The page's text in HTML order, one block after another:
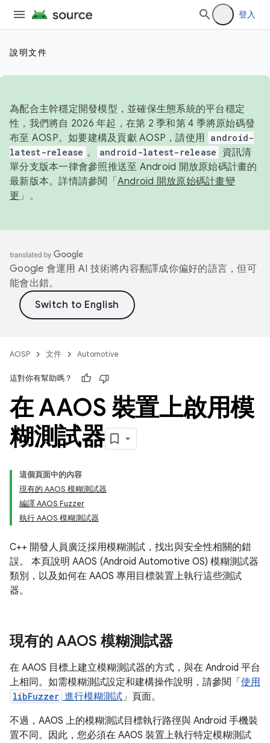
登入
說明文件
為配合主幹穩定開發模型，並確保生態系統的平台穩定
性，我們將自 2026 年起，在第 2 季和第 4 季將原始碼發
布至 AOSP。如要建構及貢獻 AOSP，請使用 android-
latest-release 。 android-latest-release
資訊清
單分支版本一律會參照推送至 Android 開放原始碼計畫的
最新版本。詳情請參閱「 Android 開放原始碼計畫變
更 」。
Google 會運用 AI 技術將內容翻譯成你偏好的語言，但可
能會出錯。
AOSP 文件 Automotive
這對你有幫助嗎？
在 AAOS 裝置上啟用模
糊測試器
這個頁面中的內容
現有的 AAOS 模糊測試器
編譯 AAOS Fuzzer
執行 AAOS 模糊測試器
C++ 開發人員廣泛採用模糊測試，找出與安全性相關的錯
誤。 本頁說明 AAOS (Android Automotive OS) 模糊測試器
類別，以及如何在 AAOS 專用目標裝置上執行這些測試
器。
現有的 AAOS 模糊測試器
在 AAOS 目標上建立模糊測試器的方式，與在 Android 平台
上相同。如需模糊測試設定和建構操作說明，請參閱「 使用
libFuzzer 進行模糊測試」頁面。
不過，AAOS 上的模糊測試目標執行路徑與 Android 手機裝
置不同。因此，您必須在 AAOS 裝置上執行特定模糊測試